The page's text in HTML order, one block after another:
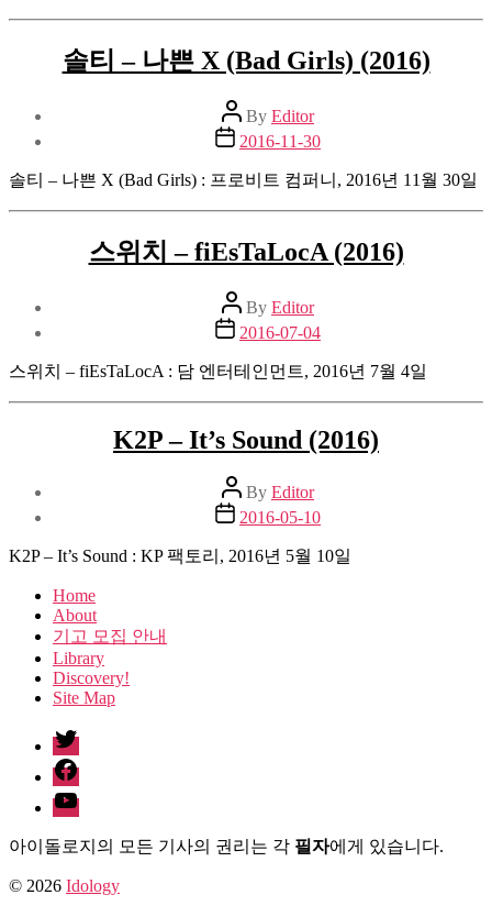
솔티 – 나쁜 X (Bad Girls) (2016)
Post
author
By Editor
Post
date
2016-11-30
솔티 – 나쁜 X (Bad Girls) : 프로비트 컴퍼니, 2016년 11월 30일
스위치 – fiEsTaLocA (2016)
Post
author
By Editor
Post
date
2016-07-04
스위치 – fiEsTaLocA : 담 엔터테인먼트, 2016년 7월 4일
K2P – It’s Sound (2016)
Post
author
By Editor
Post
date
2016-05-10
K2P – It’s Sound : KP 팩토리, 2016년 5월 10일
Home
About
기고 모집 안내
Library
Discovery!
Site Map
twitter
facebook
Youtube
아이돌로지의 모든 기사의 권리는 각 필자에게 있습니다.
© 2026 Idology